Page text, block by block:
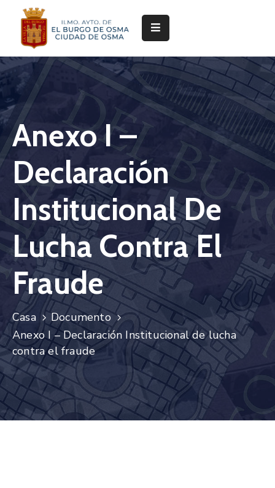
Ayuntamiento
Servicios
Festejos
Servicios
Deportivos
Cultura
Turismo
Pedanías
Trámites
administrativos
Galería
Anexo I –
Declaración
Institucional De
Lucha Contra El
Fraude
Casa
Documento
Anexo I – Declaración Institucional de lucha
contra el fraude